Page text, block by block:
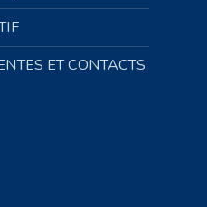
ET CONTACTS